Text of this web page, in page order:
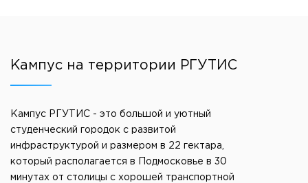
Кампус на территории РГУТИС
Кампус РГУТИС - это большой и уютный
студенческий городок с развитой
инфраструктурой и размером в 22 гектара,
который располагается в Подмосковье в 30
минутах от столицы с хорошей транспортной